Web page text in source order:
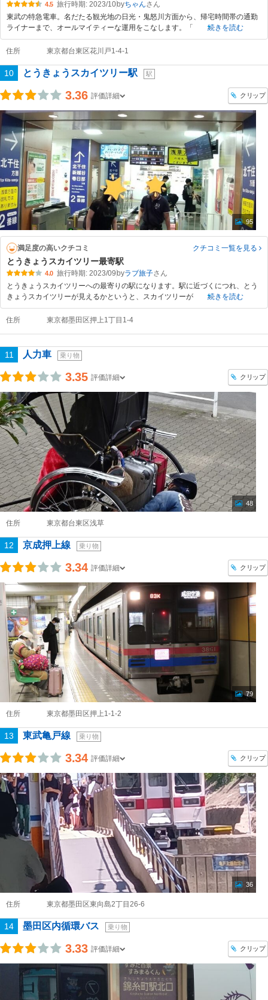
4.5 旅行時期: 2023/10byちゃん
東武の特急電車。名だたる観光地の日光・鬼怒川方面から、帰宅時間帯の通勤
ライナーまで、オールマイティーな運用をこなします。「
続きを読む
住所 東京都台東区花川戸1-4-1
10 とうきょうスカイツリー駅 駅
3.36 評価詳細 クリップ
95
満足度の高いクチコミ クチコミ一覧を見る
とうきょうスカイツリー最寄駅
4.0 旅行時期: 2023/09 byラブ旅子
とうきょうスカイツリーへの最寄りの駅になります。駅に近づくにつれ、とう
きょうスカイツリーが見えるかというと、スカイツリーが
続きを読む
住所 東京都墨田区押上1丁目1-4
11 人力車 乗り物
3.35 評価詳細 クリップ
48
住所 東京都台東区浅草
12 京成押上線 乗り物
3.34 評価詳細 クリップ
79
住所 東京都墨田区押上1-1-2
13 東武亀戸線 乗り物
3.34 評価詳細 クリップ
36
住所 東京都墨田区東向島2丁目26-6
14 墨田区内循環バス 乗り物
3.33 評価詳細 クリップ